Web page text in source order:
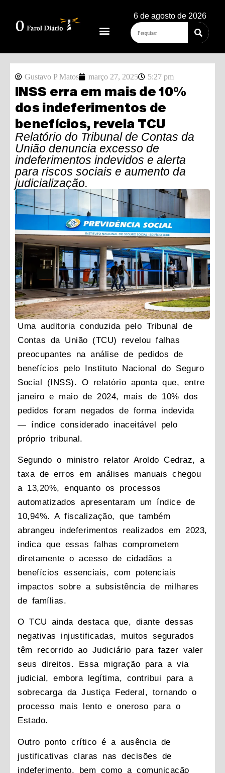
6 de agosto de 2026
Gustavo P Matos março 27, 2025 5:27 pm
INSS erra em mais de 10%
dos indeferimentos de
benefícios, revela TCU
Relatório do Tribunal de Contas da
União denuncia excesso de
indeferimentos indevidos e alerta
para riscos sociais e aumento da
judicialização.
Uma auditoria conduzida pelo Tribunal de
Contas da União (TCU) revelou falhas
preocupantes na análise de pedidos de
benefícios pelo Instituto Nacional do Seguro
Social (INSS). O relatório aponta que, entre
janeiro e maio de 2024, mais de 10% dos
pedidos foram negados de forma indevida
— índice considerado inaceitável pelo
próprio tribunal.
Segundo o ministro relator Aroldo Cedraz, a
taxa de erros em análises manuais chegou
a 13,20%, enquanto os processos
automatizados apresentaram um índice de
10,94%. A fiscalização, que também
abrangeu indeferimentos realizados em 2023,
indica que essas falhas comprometem
diretamente o acesso de cidadãos a
benefícios essenciais, com potenciais
impactos sobre a subsistência de milhares
de famílias.
O TCU ainda destaca que, diante dessas
negativas injustificadas, muitos segurados
têm recorrido ao Judiciário para fazer valer
seus direitos. Essa migração para a via
judicial, embora legítima, contribui para a
sobrecarga da Justiça Federal, tornando o
processo mais lento e oneroso para o
Estado.
Outro ponto crítico é a ausência de
justificativas claras nas decisões de
indeferimento, bem como a comunicação